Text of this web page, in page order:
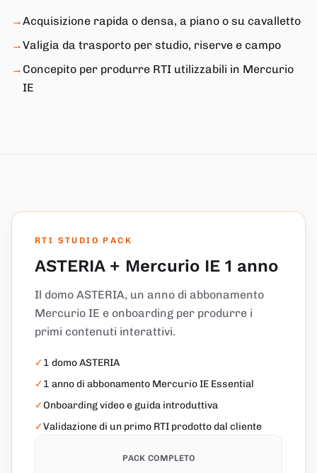
→Acquisizione rapida o densa, a piano o su cavalletto
→Valigia da trasporto per studio, riserve e campo
→ Concepito per produrre RTI utilizzabili in Mercurio
IE
RTI STUDIO PACK
ASTERIA + Mercurio IE 1 anno
Il domo ASTERIA, un anno di abbonamento
Mercurio IE e onboarding per produrre i
primi contenuti interattivi.
✓1 domo ASTERIA
✓1 anno di abbonamento Mercurio IE Essential
✓Onboarding video e guida introduttiva
✓Validazione di un primo RTI prodotto dal cliente
PACK COMPLETO